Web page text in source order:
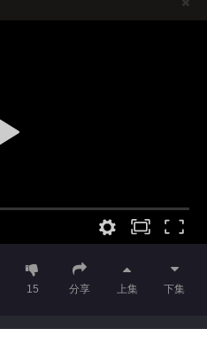
15 分享 上集 下集